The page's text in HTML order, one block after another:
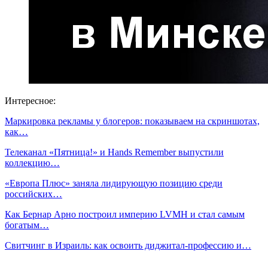
Интересное:
Маркировка рекламы у блогеров: показываем на скриншотах,
как…
Телеканал «Пятница!» и Hands Remember выпустили
коллекцию…
«Европа Плюс» заняла лидирующую позицию среди
российских…
Как Бернар Арно построил империю LVMH и стал самым
богатым…
Свитчинг в Израиль: как освоить диджитал-профессию и…